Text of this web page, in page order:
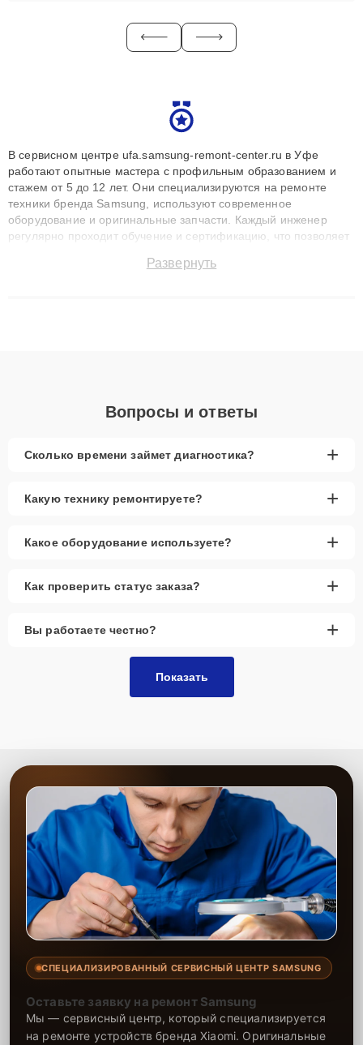
В сервисном центре ufa.samsung-remont-center.ru в Уфе
работают опытные мастера с профильным образованием и
стажем от 5 до 12 лет. Они специализируются на ремонте
техники бренда Samsung, используют современное
оборудование и оригинальные запчасти. Каждый инженер
регулярно проходит обучение и сертификацию, что позволяет
технику с сохранением гарантии до 3 лет. Наши мастера
Развернуть
Вопросы и ответы
Сколько времени займет диагностика? +
Какую технику ремонтируете? +
Какое оборудование используете? +
Как проверить статус заказа? +
Вы работаете честно? +
Показать
СПЕЦИАЛИЗИРОВАННЫЙ СЕРВИСНЫЙ ЦЕНТР SAMSUNG
Оставьте заявку на ремонт Samsung
Мы — сервисный центр, который специализируется
на ремонте устройств бренда Xiaomi. Оригинальные